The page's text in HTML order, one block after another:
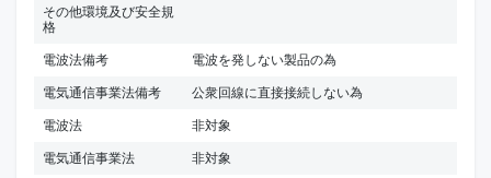
その他環境及び安全規
格
電波法備考
電波を発しない製品の為
電気通信事業法備考
公衆回線に直接接続しない為
電波法
非対象
電気通信事業法
非対象